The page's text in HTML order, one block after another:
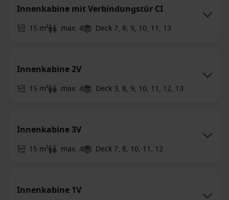
Innenkabine mit Verbindungstür CI
15 m² max. 4 Deck 7, 8, 9, 10, 11, 13
Innenkabine 2V
15 m² max. 4 Deck 3, 8, 9, 10, 11, 12, 13
Innenkabine 3V
15 m² max. 4 Deck 7, 8, 10, 11, 12
Innenkabine 1V